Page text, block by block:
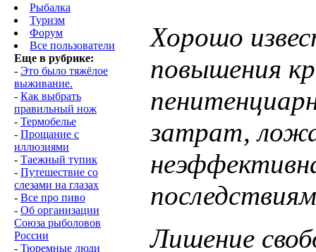
Pыбалка
Туризм
Форум
Все пользователи
Еще в рубрике:
- Это было тяжёлое
выживание.
- Как выбрать
правильный нож
- Термобелье
- Прощание с
иллюзиями
- Таежный тупик
- Путешествие со
слезами на глазах
- Все про пиво
- Об организации
Союза рыболовов
России
- Тюремные люди
Хорошо
повышения
затрат,
Лишение